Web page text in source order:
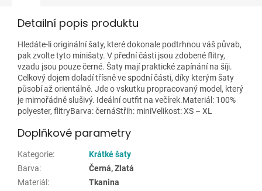
Detailní popis produktu
Hledáte-li originální šaty, které dokonale podtrhnou váš půvab,
pak zvolte tyto minišaty. V přední části jsou zdobené flitry,
vzadu jsou pouze černé. Šaty mají praktické zapínání na šíji.
Celkový dojem doladí třísně ve spodní části, díky kterým šaty
působí až orientálně. Jde o vskutku propracovaný model, který
je mimořádně slušivý. Ideální outfit na večírek.Materiál: 100%
polyester, flitryBarva: černáStřih: miniVelikost: XS – XL
Doplňkové parametry
Kategorie:
Krátké šaty
Barva:
Černá, Zlatá
Materiál :
Tkanina